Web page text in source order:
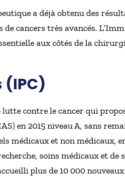
a déjà obtenu des
cancers très avancés.
aux côtés de la
contre le cancer qui
en 2015 niveau A, sans
médicaux et non médicaux,
soins médicaux et de
plus de 10 000